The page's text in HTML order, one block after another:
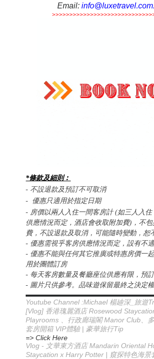
Email:
*條款及細則︰
- 不設退款及預訂不可取消
- 優惠只適用於指定日期
- 房價以兩人入住一間客房計 (如三人入
供應情況而定，酒店會收取附加費)，不包
費，不設退款及取消，可能隨時變動，恕
- 優惠需視乎客房供應情況而定，設有不
- 優惠不能與任何其它推廣或特惠房價一
用於團體訂房
- 每天客房數量及餐廳座位供應有限，預
- 圖片只供參考。品味遊保留最終之決定
Youtube Channel :Michael 楊廸深_ 旅遊
[Vlog] 香港瑰麗酒店 Rosewood
Playrooms 、行政廊瑞閣 Manor Club、
套房開箱 VIP體驗 | 豪華旅行Tip
=> Click Here
Vlog - 文華東方酒店Mandarin Oriental
Staycation x Harry Potter | 窺探特色海景